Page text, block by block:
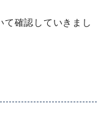
て確認していきまし